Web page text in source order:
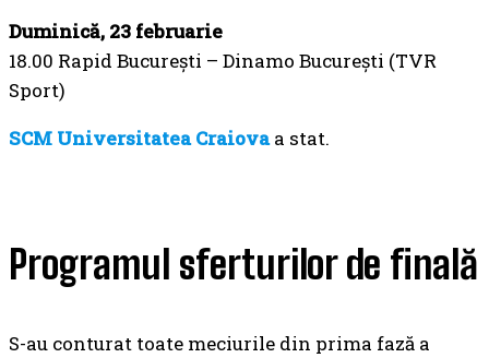
Duminică, 23 februarie
18.00 Rapid București – Dinamo București (TVR
Sport)
SCM Universitatea Craiovaa stat.
Programul sferturilor de finală
S-au conturat toate meciurile din prima fază a